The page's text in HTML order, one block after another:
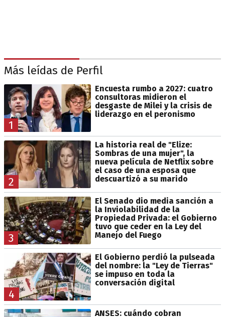
Más leídas de Perfil
1
Encuesta rumbo a 2027: cuatro
consultoras midieron el
desgaste de Milei y la crisis de
liderazgo en el peronismo
2
La historia real de "Elize:
Sombras de una mujer", la
nueva película de Netflix sobre
el caso de una esposa que
descuartizó a su marido
3
El Senado dio media sanción a
la Inviolabilidad de la
Propiedad Privada: el Gobierno
tuvo que ceder en la Ley del
Manejo del Fuego
4
El Gobierno perdió la pulseada
del nombre: la "Ley de Tierras"
se impuso en toda la
conversación digital
ANSES: cuándo cobran